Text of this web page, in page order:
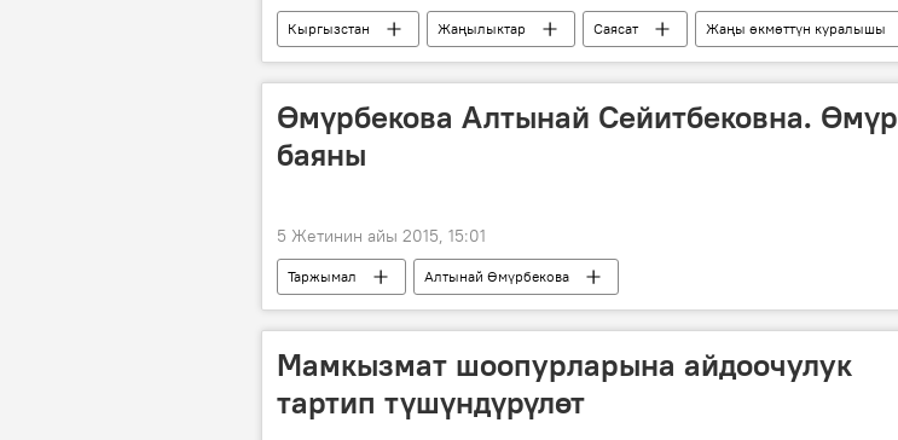
Кыргызстан Жаңылыктар Саясат Жаңы өкмөттүн куралышы
комитет
оппозиция коалиция спикер вице-спикер
Өмүрбекова Алтынай Сейитбековна. Өмүр
баяны
5 Жетинин айы 2015, 15:01
Таржымал Алтынай Өмүрбекова
Мамкызмат шоопурларына айдоочулук
тартип түшүндүрүлөт